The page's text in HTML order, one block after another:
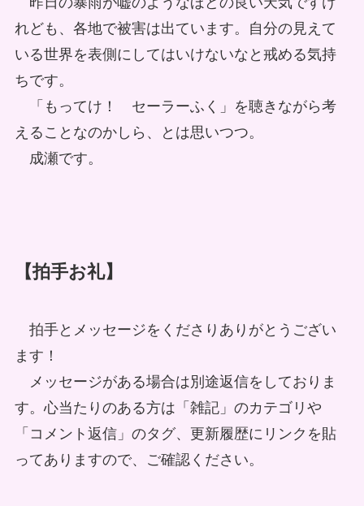
れども、各地で被害は出ています。自分の見えて
いる世界を表側にしてはいけないなと戒める気持
ちです。
「もってけ！ セーラーふく」を聴きながら考
えることなのかしら、とは思いつつ。
成瀬です。
【拍手お礼】
拍手とメッセージをくださりありがとうござい
ます！
メッセージがある場合は別途返信をしておりま
す。心当たりのある方は「雑記」のカテゴリや
「コメント返信」のタグ、更新履歴にリンクを貼
ってありますので、ご確認ください。